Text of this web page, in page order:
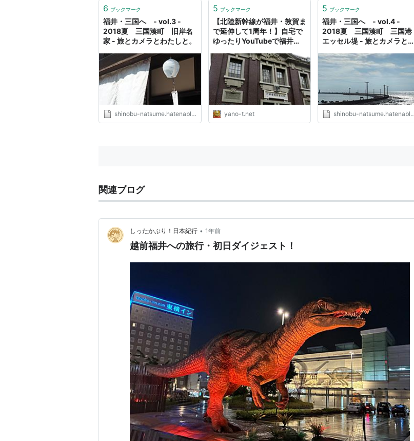
6 ブックマーク
福井・三国へ - vol.3 -
2018夏 三国湊町 旧岸名
家 - 旅とカメラとわたしと。
shinobu-natsume.hatenablog.jp
5 ブックマーク
【北陸新幹線が福井・敦賀ま
で延伸して1周年！】自宅で
ゆったりYouTubeで福井
雅な大人の旅行気分?! ≪め
ちゃ推しYouTube≫ -
YANO-T’ｓ blog
yano-t.net
5 ブックマーク
福井・三国へ - vol.4 -
2018夏 三国湊町 三国港
エッセル堤 - 旅とカメラとわ
shinobu-natsume.hatenablog.jp
関連ブログ
しったかぶり！日本紀行 • 1年前
越前福井への旅行・初日ダイジェスト！